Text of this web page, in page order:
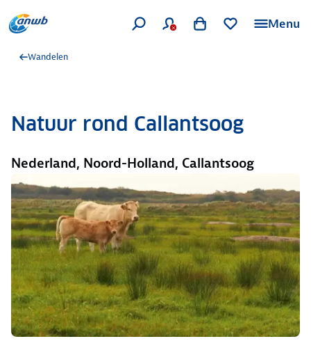
Menu
Wandelen
Natuur rond Callantsoog
Nederland, Noord-Holland, Callantsoog